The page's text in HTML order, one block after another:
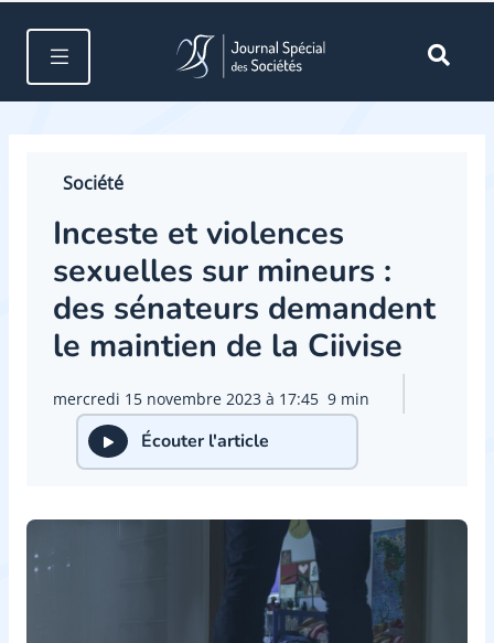
Société
Inceste et violences
sexuelles sur mineurs :
des sénateurs demandent
le maintien de la Ciivise
mercredi 15 novembre 2023 à 17:45 9 min
Écouter l'article